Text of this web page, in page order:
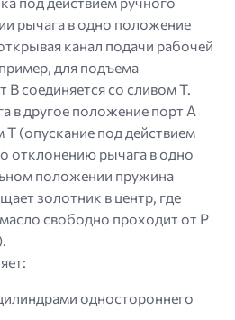
рычага в одно положение
канал подачи рабочей
для подъема
B соединяется со сливом T.
в другое положение порт A
T (опускание под действием
отклонению рычага в одно
положении пружина
золотник в центр, где
свободно проходит от P
одностороннего